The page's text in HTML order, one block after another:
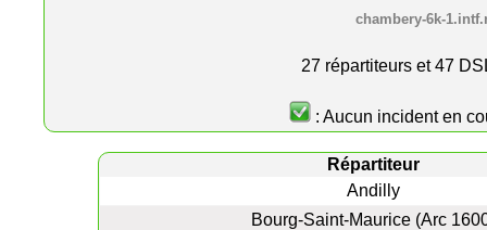
chambery-6k-
27 répartiteurs et 47
: Aucun incident en
Répartiteur
Andilly
Bourg-Saint-Maurice (Arc